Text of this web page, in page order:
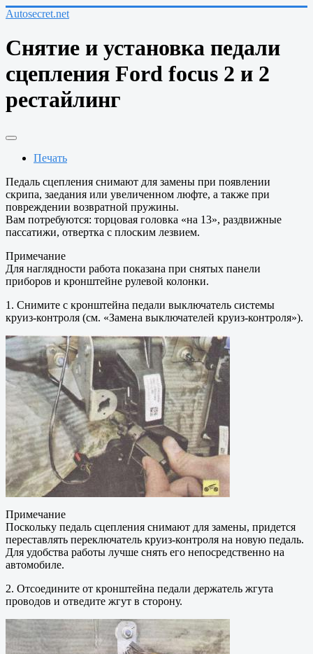
Autosecret.net
Снятие и установка педали
сцепления Ford focus 2 и 2
рестайлинг
Печать
Педаль сцепления снимают для замены при появлении
скрипа, заедания или увеличенном люфте, а также при
повреждении возвратной пружины.
Вам потребуются: торцовая головка «на 13», раздвижные
пассатижи, отвертка с плоским лезвием.
Примечание
Для наглядности работа показана при снятых панели
приборов и кронштейне рулевой колонки.
1. Снимите с кронштейна педали выключатель системы
круиз-контроля (см. «Замена выключателей круиз-контроля»).
Примечание
Поскольку педаль сцепления снимают для замены, придется
переставлять переключатель круиз-контроля на новую педаль.
Для удобства работы лучше снять его непосредственно на
автомобиле.
2. Отсоедините от кронштейна педали держатель жгута
проводов и отведите жгут в сторону.